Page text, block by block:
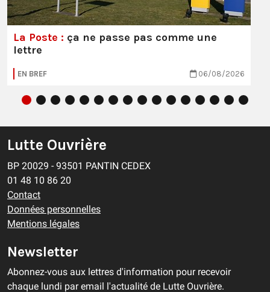
La Poste : ça ne passe pas comme une
lettre
EN BREF 06/08/2026
Lutte Ouvrière
BP 20029 - 93501 PANTIN CEDEX
01 48 10 86 20
Contact
Données personnelles
Mentions légales
Newsletter
Abonnez-vous aux lettres d'information pour recevoir
chaque lundi par email l'actualité de Lutte Ouvrière.